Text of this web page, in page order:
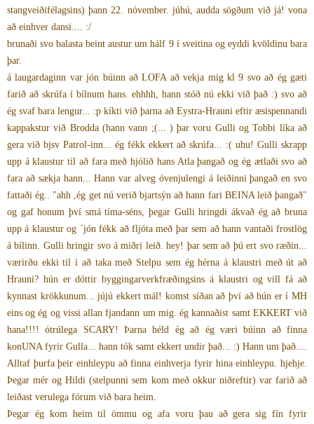
stangveiðifélagsins) þann 22. nóvember. júhú, audda sögðum við já! vona
að einhver dansi.... :/
brunaði svo balasta beint austur um hálf 9 í sveitina og eyddi kvöldinu bara
þar.
á laugardaginn var jón búinn að LOFA að vekja mig kl 9 svo að ég gæti
farið að skrúfa í bílnum hans. ehhhh, hann stóð nú ekki við það :) svo að
ég svaf bara lengur... :p kíkti við þarna að Eystra-Hrauni eftir æsispennandi
kappakstur við Brodda (hann vann ;(... ) þar voru Gulli og Tobbi líka að
gera við bjsv Patrol-inn... ég fékk ekkert að skrúfa... :( uhu! Gulli skrapp
upp á klaustur til að fara með hjólið hans Atla þangað og ég ætlaði svo að
fara að sækja hann... Hann var alveg óvenjulengi á leiðinni þangað en svo
fattaði ég.. "ahh ,ég get nú verið bjartsýn að hann fari BEINA leið þangað"
og gaf honum því smá tíma-séns, þegar Gulli hringdi ákvað ég að bruna
upp á klaustur og ´jón fékk að fljóta með þar sem að hann vantaði frostlög
á bílinn. Gulli hringir svo á miðri leið. hey! þar sem að þú ert svo ræðin...
værirðu ekki til í að taka með Stelpu sem ég hérna á klaustri með út að
Hrauni? hún er dóttir byggingarverkfræðingsins á klaustri og vill fá að
kynnast krökkunum... jújú ekkert mál! komst síðan að því að hún er í MH
eins og ég og vissi allan fjandann um mig. ég kannaðist samt EKKERT við
hana!!!! ótrúlega SCARY! Þarna héld ég að ég væri búinn að finna
konUNA fyrir Gulla... hann tók samt ekkert undir það... :) Hann um það....
Alltaf þurfa þeir einhleypu að finna einhverja fyrir hina einhleypu. hjehje.
Þegar mér og Hildi (stelpunni sem kom með okkur niðreftir) var farið að
leiðast verulega fórum við bara heim.
Þegar ég kom heim til ömmu og afa voru þau að gera sig fín fyrir